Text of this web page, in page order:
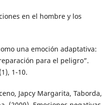
en el hombre y los
una emoción adaptativa:
para el peligro”.
1-10.
Japcy Margarita, Taborda,